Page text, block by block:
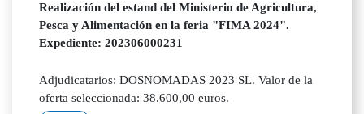
Realización del estand del Ministerio de Agricultura,
Pesca y Alimentación en la feria "FIMA 2024".
Expediente: 202306000231
Adjudicatarios: DOSNOMADAS 2023 SL. Valor de la
oferta seleccionada: 38.600,00 euros.